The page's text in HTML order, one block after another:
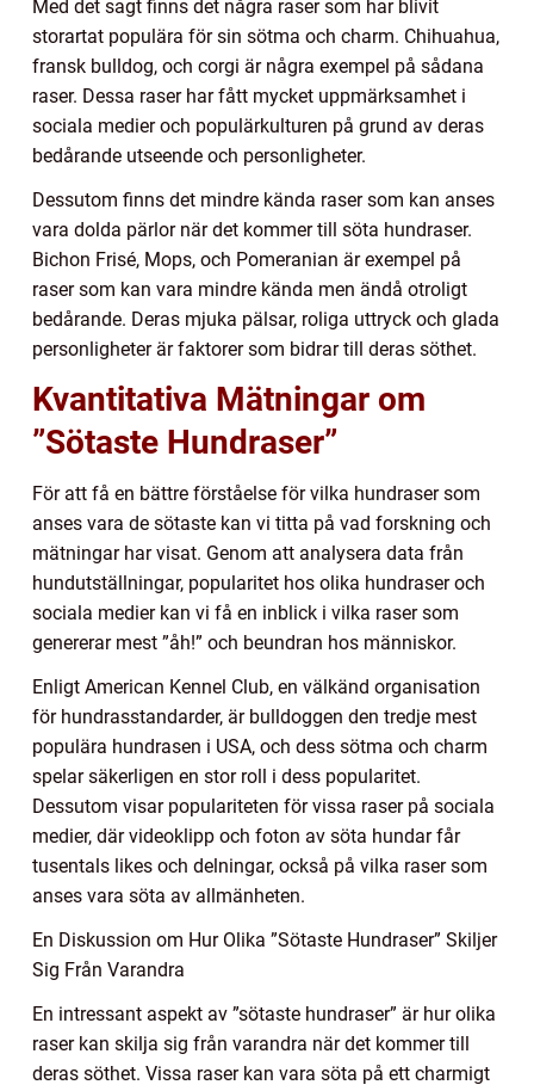
Med det sagt finns det några raser som har blivit
storartat populära för sin sötma och charm. Chihuahua,
fransk bulldog, och corgi är några exempel på sådana
raser. Dessa raser har fått mycket uppmärksamhet i
sociala medier och populärkulturen på grund av deras
bedårande utseende och personligheter.
Dessutom finns det mindre kända raser som kan anses
vara dolda pärlor när det kommer till söta hundraser.
Bichon Frisé, Mops, och Pomeranian är exempel på
raser som kan vara mindre kända men ändå otroligt
bedårande. Deras mjuka pälsar, roliga uttryck och glada
personligheter är faktorer som bidrar till deras söthet.
Kvantitativa Mätningar om
”Sötaste Hundraser”
För att få en bättre förståelse för vilka hundraser som
anses vara de sötaste kan vi titta på vad forskning och
mätningar har visat. Genom att analysera data från
hundutställningar, popularitet hos olika hundraser och
sociala medier kan vi få en inblick i vilka raser som
genererar mest ”åh!” och beundran hos människor.
Enligt American Kennel Club, en välkänd organisation
för hundrasstandarder, är bulldoggen den tredje mest
populära hundrasen i USA, och dess sötma och charm
spelar säkerligen en stor roll i dess popularitet.
Dessutom visar populariteten för vissa raser på sociala
medier, där videoklipp och foton av söta hundar får
tusentals likes och delningar, också på vilka raser som
anses vara söta av allmänheten.
En Diskussion om Hur Olika ”Sötaste Hundraser” Skiljer
Sig Från Varandra
En intressant aspekt av ”sötaste hundraser” är hur olika
raser kan skilja sig från varandra när det kommer till
deras söthet. Vissa raser kan vara söta på ett charmigt